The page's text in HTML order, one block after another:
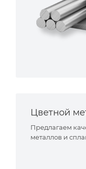
Цветной
Предлагаем
металлов и